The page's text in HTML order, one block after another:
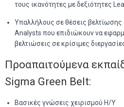
τους ικανότητες με δεξιότητες
Υπαλλήλους σε θέσεις
Analysts που επιδιώκουν να
βελτιώσεις σε κρίσιμες
Προαπαιτούμενα
Sigma Green Belt:
Βασικές γνώσεις χειρισμού Η/Υ